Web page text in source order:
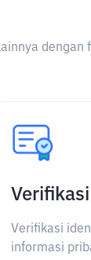
dengan
Verifikasi
informasi